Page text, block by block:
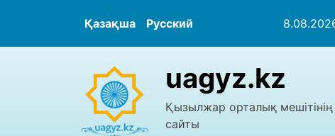
Қазақша Русский
uagyz.kz
Қызылжар орталық
сайты